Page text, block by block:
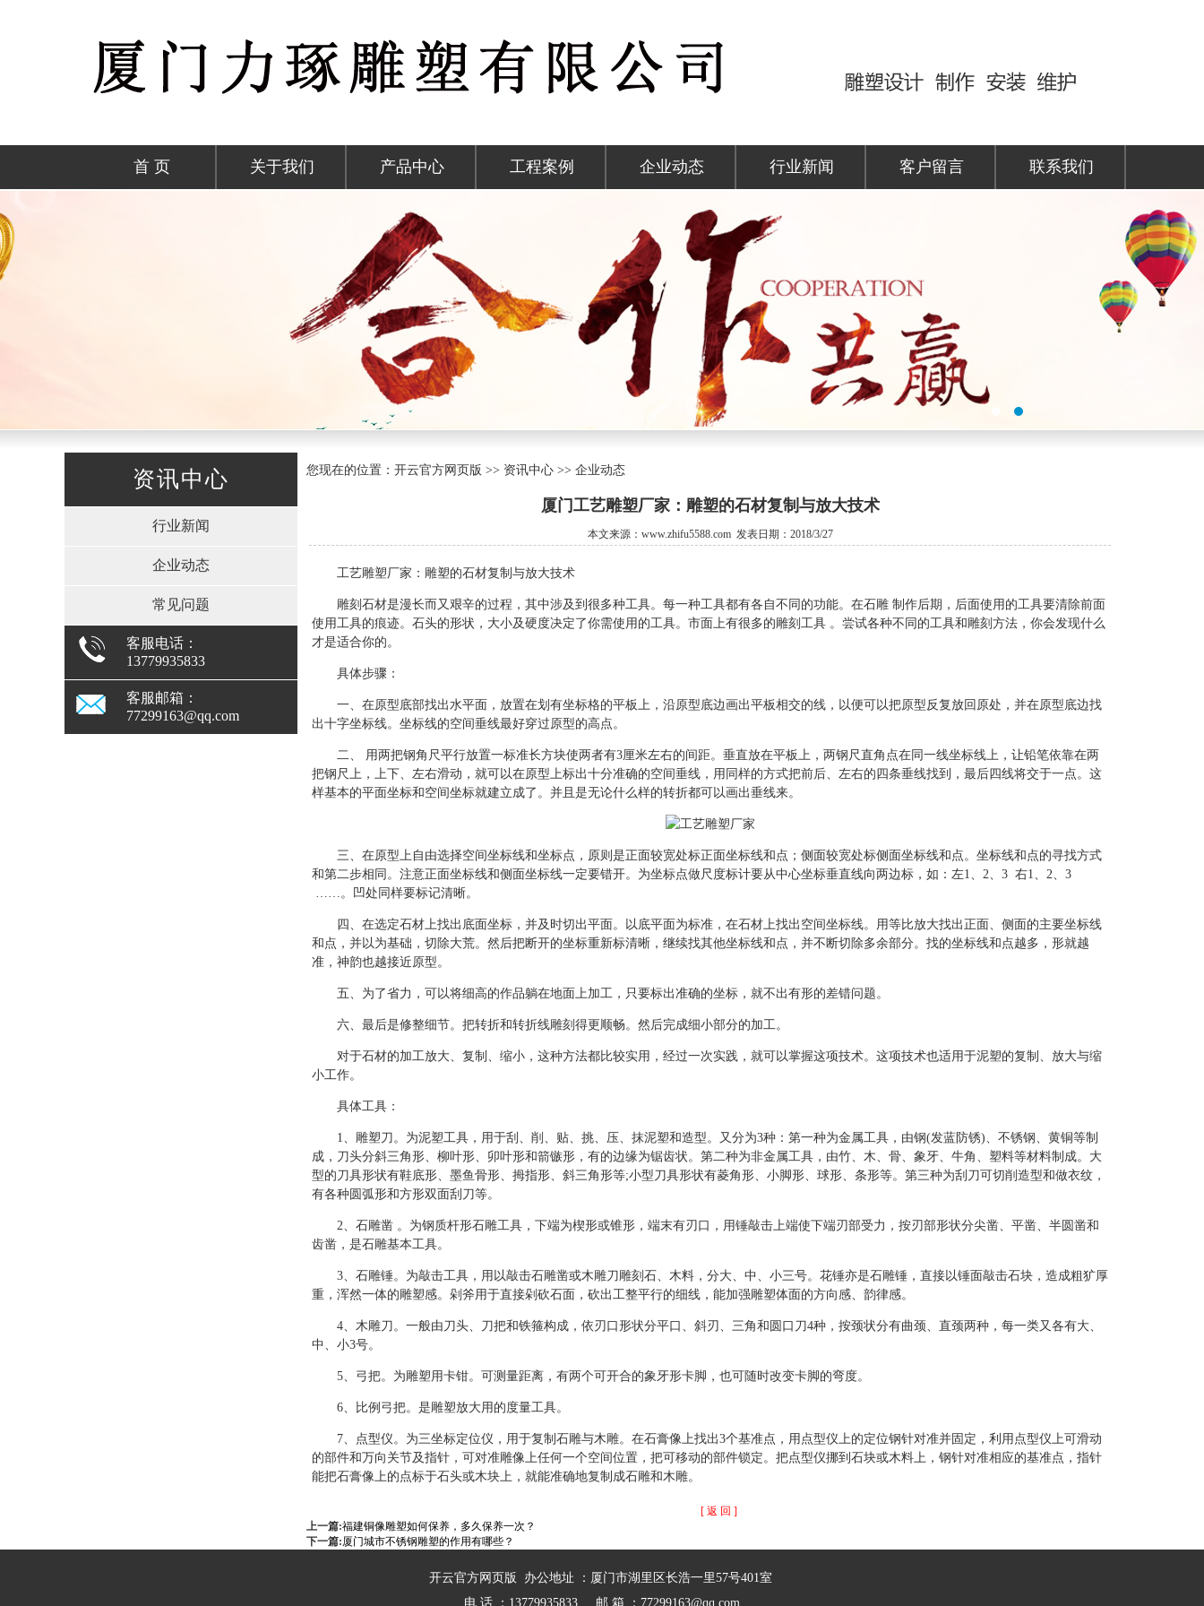
首 页 关于我们 产品中心 工程案例 企业动态 行业新闻 客户留言 联系我们
资讯中心
行业新闻
企业动态
常见问题
客服电话：
13779935833
客服邮箱：
77299163@qq.com
您现在的位置：开云官方网页版 >> 资讯中心 >> 企业动态
厦门工艺雕塑厂家：雕塑的石材复制与放大技术
本文来源：www.zhifu5588.com 发表日期：2018/3/27
工艺雕塑厂家：雕塑的石材复制与放大技术
雕刻石材是漫长而又艰辛的过程，其中涉及到很多种工具。每一种工具都有各自不同的功能。在石雕 制作后期，后面使用的工具要清除前面
使用工具的痕迹。石头的形状，大小及硬度决定了你需使用的工具。市面上有很多的雕刻工具 。尝试各种不同的工具和雕刻方法，你会发现什么
才是适合你的。
具体步骤：
一、在原型底部找出水平面，放置在划有坐标格的平板上，沿原型底边画出平板相交的线，以便可以把原型反复放回原处，并在原型底边找
出十字坐标线。坐标线的空间垂线最好穿过原型的高点。
二、 用两把钢角尺平行放置一标准长方块使两者有3厘米左右的间距。垂直放在平板上，两钢尺直角点在同一线坐标线上，让铅笔依靠在两
把钢尺上，上下、左右滑动，就可以在原型上标出十分准确的空间垂线，用同样的方式把前后、左右的四条垂线找到，最后四线将交于一点。这
样基本的平面坐标和空间坐标就建立成了。并且是无论什么样的转折都可以画出垂线来。
三、在原型上自由选择空间坐标线和坐标点，原则是正面较宽处标正面坐标线和点；侧面较宽处标侧面坐标线和点。坐标线和点的寻找方式
和第二步相同。注意正面坐标线和侧面坐标线一定要错开。为坐标点做尺度标计要从中心坐标垂直线向两边标，如：左1、2、3 右1、2、3
……。凹处同样要标记清晰。
四、在选定石材上找出底面坐标，并及时切出平面。以底平面为标准，在石材上找出空间坐标线。用等比放大找出正面、侧面的主要坐标线
和点，并以为基础，切除大荒。然后把断开的坐标重新标清晰，继续找其他坐标线和点，并不断切除多余部分。找的坐标线和点越多，形就越
准，神韵也越接近原型。
五、为了省力，可以将细高的作品躺在地面上加工，只要标出准确的坐标，就不出有形的差错问题。
六、最后是修整细节。把转折和转折线雕刻得更顺畅。然后完成细小部分的加工。
对于石材的加工放大、复制、缩小，这种方法都比较实用，经过一次实践，就可以掌握这项技术。这项技术也适用于泥塑的复制、放大与缩
小工作。
具体工具：
1、雕塑刀。为泥塑工具，用于刮、削、贴、挑、压、抹泥塑和造型。又分为3种：第一种为金属工具，由钢(发蓝防锈)、不锈钢、黄铜等制
成，刀头分斜三角形、柳叶形、卯叶形和箭镞形，有的边缘为锯齿状。第二种为非金属工具，由竹、木、骨、象牙、牛角、塑料等材料制成。大
型的刀具形状有鞋底形、墨鱼骨形、拇指形、斜三角形等;小型刀具形状有菱角形、小脚形、球形、条形等。第三种为刮刀可切削造型和做衣纹，
有各种圆弧形和方形双面刮刀等。
2、石雕凿 。为钢质杆形石雕工具，下端为楔形或锥形，端末有刃口，用锤敲击上端使下端刃部受力，按刃部形状分尖凿、平凿、半圆凿和
齿凿，是石雕基本工具。
3、石雕锤。为敲击工具，用以敲击石雕凿或木雕刀雕刻石、木料，分大、中、小三号。花锤亦是石雕锤，直接以锤面敲击石块，造成粗犷厚
重，浑然一体的雕塑感。剁斧用于直接剁砍石面，砍出工整平行的细线，能加强雕塑体面的方向感、韵律感。
4、木雕刀。一般由刀头、刀把和铁箍构成，依刃口形状分平口、斜刃、三角和圆口刀4种，按颈状分有曲颈、直颈两种，每一类又各有大、
中、小3号。
5、弓把。为雕塑用卡钳。可测量距离，有两个可开合的象牙形卡脚，也可随时改变卡脚的弯度。
6、比例弓把。是雕塑放大用的度量工具。
7、点型仪。为三坐标定位仪，用于复制石雕与木雕。在石膏像上找出3个基准点，用点型仪上的定位钢针对准并固定，利用点型仪上可滑动
的部件和万向关节及指针，可对准雕像上任何一个空间位置，把可移动的部件锁定。把点型仪挪到石块或木料上，钢针对准相应的基准点，指针
能把石膏像上的点标于石头或木块上，就能准确地复制成石雕和木雕。
[ 返 回 ]
上一篇:福建铜像雕塑如何保养，多久保养一次？
下一篇:厦门城市不锈钢雕塑的作用有哪些？
开云官方网页版 办公地址 ：厦门市湖里区长浩一里57号401室
电 话 ：13779935833 邮 箱 ：77299163@qq.com